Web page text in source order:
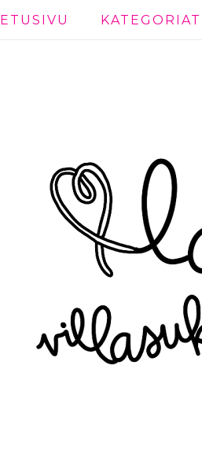
ETUSIVU KATEGORIAT